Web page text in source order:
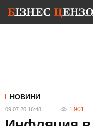
НОВИНИ
09.07.20 16:48 1 901